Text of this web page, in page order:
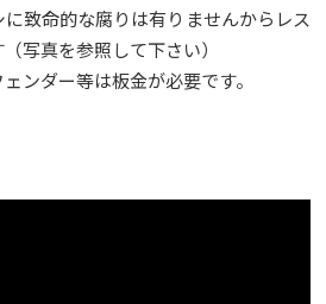
致命的な腐りは有りませんからレス
写真を参照して下さい）
ンダー等は板金が必要です。